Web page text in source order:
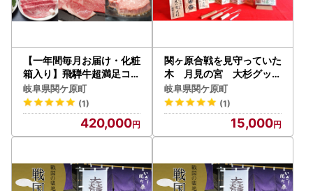
【一年間毎月お届け・化粧
箱入り】飛騨牛超満足コー
ス（約2人前）
岐阜県関ケ原町
(1)
420,000
関ヶ原合戦を見守っていた
木 月見の宮 大杉グッズ
セット
岐阜県関ケ原町
(1)
15,000